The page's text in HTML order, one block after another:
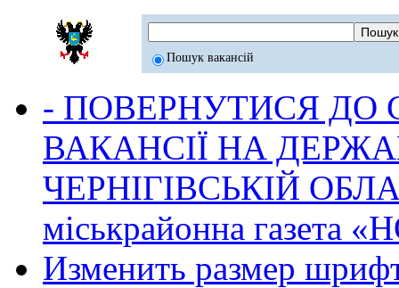
Пошук вакансій
- ПОВЕРНУТИСЯ ДО
ВАКАНСІЇ НА
ЧЕРНІГІВСЬКІЙ
міськрайонна газета
Изменить размер